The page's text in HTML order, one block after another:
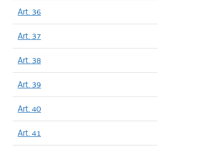
Art. 36
Art. 37
Art. 38
Art. 39
Art. 40
Art. 41